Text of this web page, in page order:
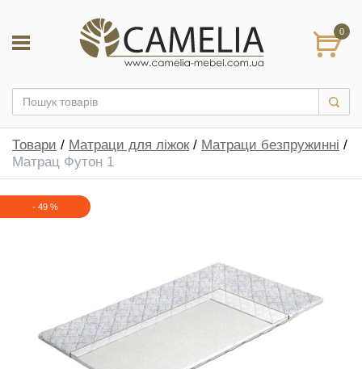
0
Товари / Матраци для ліжок/ Матраци безпружинні /
Матрац Футон 1
- 49 %